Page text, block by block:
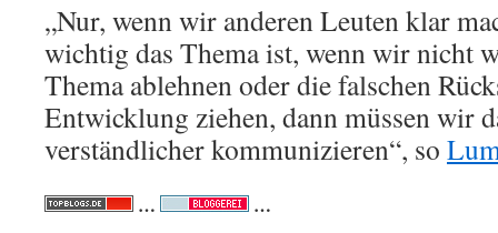
„Nur, wenn wir anderen Leuten klar
wichtig das Thema ist, wenn wir nicht
Thema ablehnen oder die falschen
Entwicklung ziehen, dann müssen wir
verständlicher kommunizieren“, so
… …